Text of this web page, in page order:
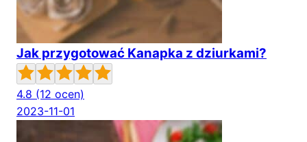
Jak przygotować Kanapka z dziurkami?
4.8 (12 ocen)
2023-11-01